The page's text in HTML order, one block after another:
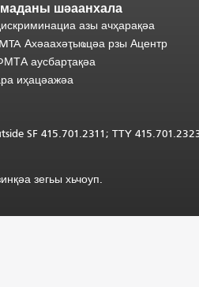
шәаанхала
азы ачҳарақәа
Ахәаахәҭыҩцәа рзы Ацентр
аусбарҭақәа
иҳацәажәа
SF 415.701.2311; TTY
зегьы хьчоуп.